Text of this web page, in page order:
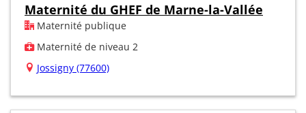
Maternité du GHEF de Marne-la-Vallée
Maternité publique
Maternité de niveau 2
Jossigny (77600)